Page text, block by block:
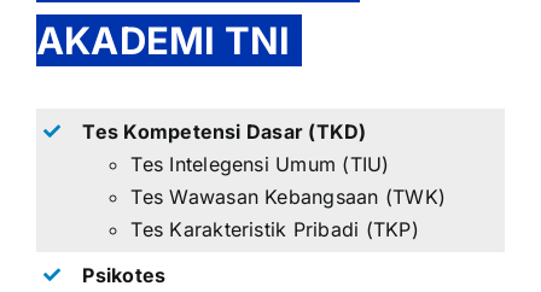
AKADEMI TNI
Tes Kompetensi Dasar (TKD)
Tes Intelegensi Umum (TIU)
Tes Wawasan Kebangsaan (TWK)
Tes Karakteristik Pribadi (TKP)
Psikotes